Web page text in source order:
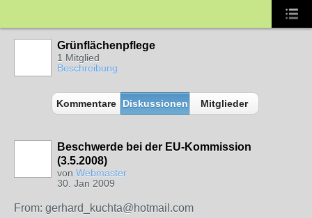
Grünflächenpflege
1 Mitglied
Beschreibung
Kommentare Diskussionen Mitglieder
Beschwerde bei der EU-Kommission
(3.5.2008)
von Webmaster
30. Jan 2009
From: gerhard_kuchta@hotmail.com